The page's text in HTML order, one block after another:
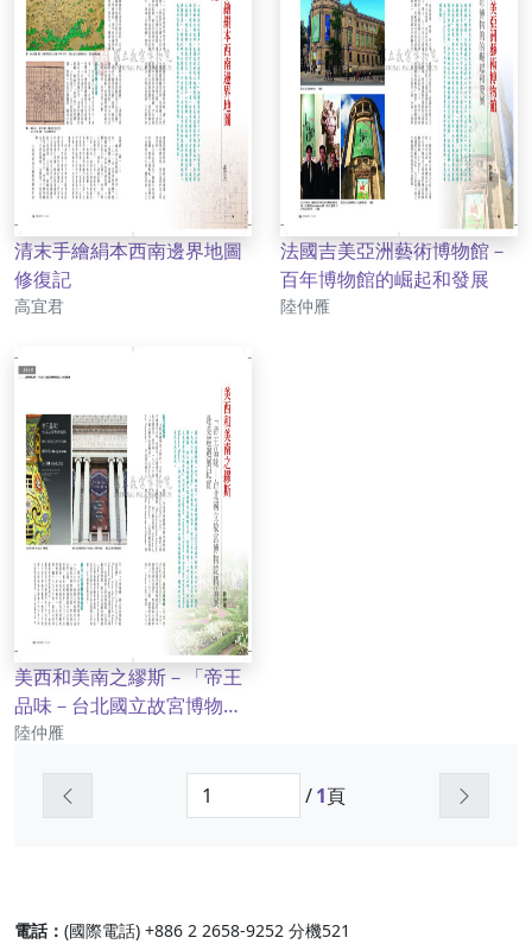
清末手繪絹本西南邊界地圖
修復記
作者
高宜君
法國吉美亞洲藝術博物館－
百年博物館的崛起和發展
作者
陸仲雁
美西和美南之繆斯－「帝王
品味－台北國立故宮博物院
精品展」赴美巡迴展紀實
作者
陸仲雁
/1頁
電話： (國際電話) +886 2 2658-9252 分機521